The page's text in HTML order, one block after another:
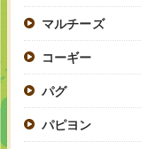
マルチーズ
コーギー
パグ
パピヨン